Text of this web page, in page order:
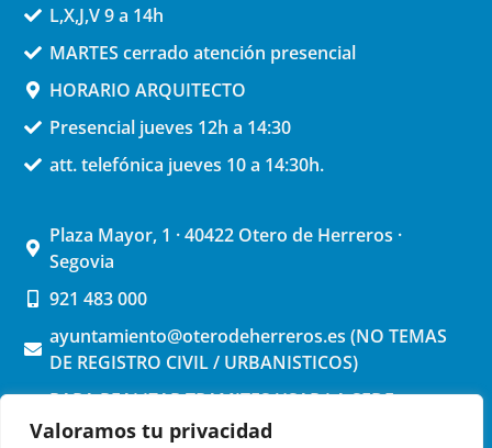
Valoramos tu privacidad
L,X,J,V 9 a 14h
MARTES cerrado atención presencial
HORARIO ARQUITECTO
Presencial jueves 12h a 14:30
att. telefónica jueves 10 a 14:30h.
Plaza Mayor, 1 · 40422 Otero de Herreros ·
Segovia
921 483 000
ayuntamiento@oterodeherreros.es (NO TEMAS
DE REGISTRO CIVIL / URBANISTICOS)
PARA REALIZAR TRAMITES USAR LA SEDE
ELECTRONICA (pinchar aquí)